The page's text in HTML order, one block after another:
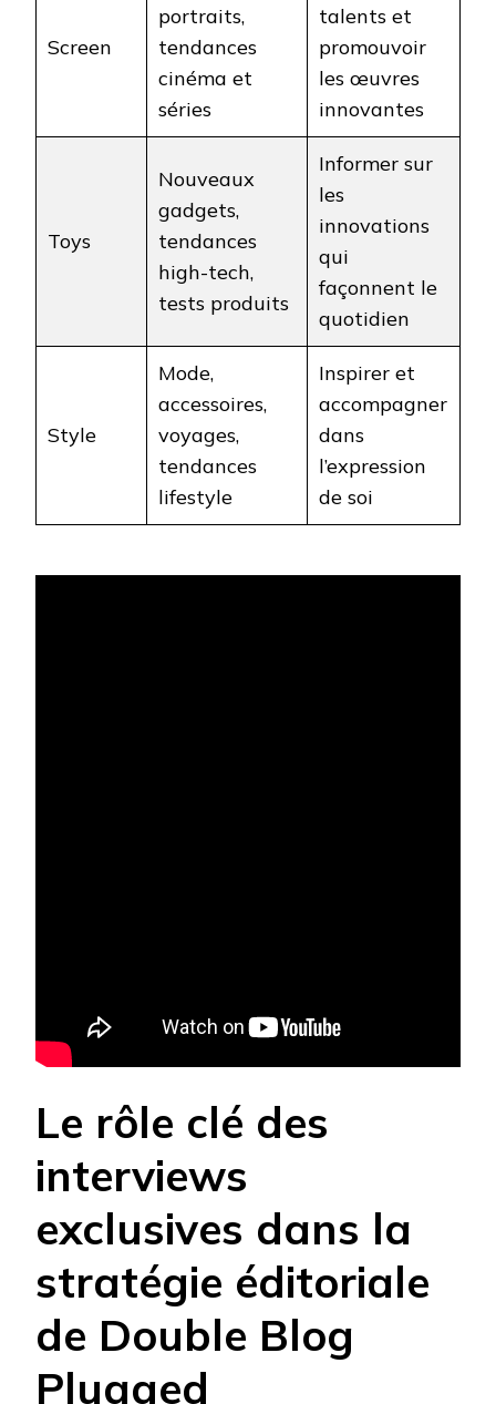
Screen
portraits,
tendances
cinéma et
séries
talents et
promouvoir
les œuvres
innovantes
Toys
Nouveaux
gadgets,
tendances
high-tech,
tests produits
Informer sur
les
innovations
qui
façonnent le
quotidien
Style
Mode,
accessoires,
voyages,
tendances
lifestyle
Inspirer et
accompagner
dans
l’expression
de soi
Le rôle clé des
interviews
exclusives dans la
stratégie éditoriale
de Double Blog
Plugged